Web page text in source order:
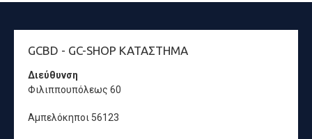
GCBD - GC-SHOP ΚΑΤΆΣΤΗΜΑ
Διεύθυνση
Φιλιππουπόλεως 60
Αμπελόκηποι 56123